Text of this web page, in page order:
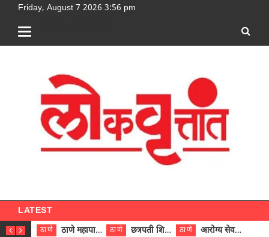
Friday, August 7 2026 3:56 pm
LATEST
ठाणे ठाणे महापालिकेच्या नऊ प्रभाग समित्यांवर अध्यक्ष विराजमान ठाणे छत्रपती शिवाजी महाराज रुग्णालयात दुर्मिळ ट्युमरची यशस्वी शस्त्रक्रिया ठाणे आरोग्य सेवक (पुरुष) पदावरून ११ कर्मचाऱ्यांना आरोग्य सहाय्यक (पुरुष) पदावर पदोन्नती; मुख्य कार्यकारी अधिकारी रणजित यादव यांच्या हस्ते आदेश वितरण